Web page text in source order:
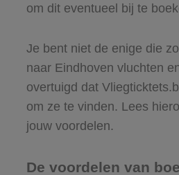
om dit eventueel bij te
Je bent niet de enige die
naar Eindhoven vluchten
overtuigd dat
om ze te vinden. Lees
jouw voordelen.
De voordelen van